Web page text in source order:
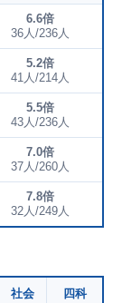
6.6倍
36人/236人
5.2倍
41人/214人
5.5倍
43人/236人
7.0倍
37人/260人
7.8倍
32人/249人
社会
四科